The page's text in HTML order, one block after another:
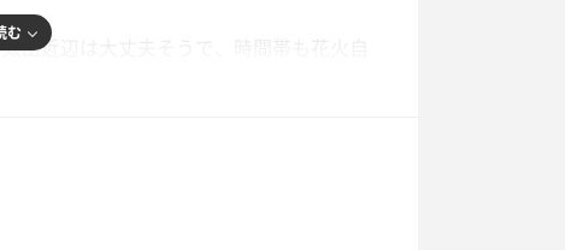
田近辺は大丈夫そうで、時間帯も花火自
ることなく、無事太田イオン到着！
児達と花火大会の会話で盛り上がるのが
とんど観れませんでした💦
へ！(あとで聞いた話では、足利花火大
む